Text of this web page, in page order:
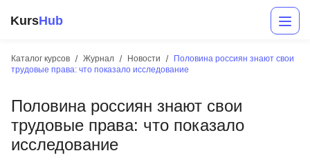
KursHub
Каталог курсов Журнал Новости
Половина россиян знают свои
трудовые права: что показало исследование
Половина россиян знают свои
трудовые права: что показало
исследование